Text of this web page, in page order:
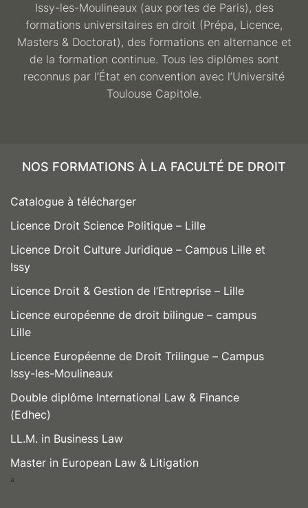
Issy-les-Moulineaux (aux portes de Paris), des
formations universitaires en droit (Prépa, Licence,
Masters & Doctorat), des formations en alternance et
de la formation continue. Tous les diplômes sont
reconnus par l’État en convention avec l’Université
Toulouse Capitole.
NOS FORMATIONS À LA FACULTÉ DE DROIT
Catalogue à télécharger
Licence Droit Science Politique – Lille
Licence Droit Culture Juridique – Campus Lille et
Issy
Licence Droit & Gestion de l’Entreprise – Lille
Licence européenne de droit bilingue – campus
Lille
Licence Européenne de Droit Trilingue – Campus
Issy-les-Moulineaux
Double diplôme International Law & Finance
(Edhec)
LL.M. in Business Law
Master in European Law & Litigation
a